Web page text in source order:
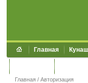
Главная
Главная / Авторизация